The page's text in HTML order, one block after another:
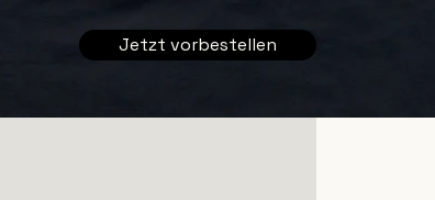
Jetzt vorbestellen